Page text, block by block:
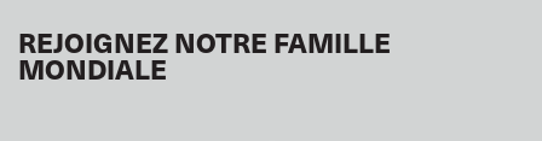
REJOIGNEZ NOTRE FAMILLE
MONDIALE